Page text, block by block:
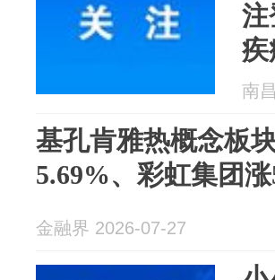
注
疾
南
基孔肯雅热概念板
5.69%、彩虹集团
金融界 2026-07-27